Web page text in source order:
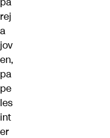
rej
a
jov
en,
pa
pe
les
int
er